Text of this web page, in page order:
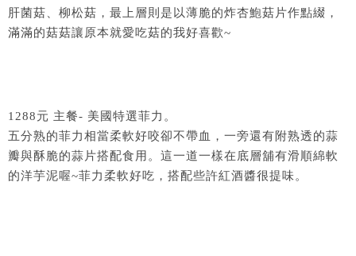
肝菌菇、柳松菇，最上層則是以薄脆的炸杏鮑菇片作點綴，
滿滿的菇菇讓原本就愛吃菇的我好喜歡~
1288元 主餐- 美國特選菲力。
五分熟的菲力相當柔軟好咬卻不帶血，一旁還有附熟透的蒜
瓣與酥脆的蒜片搭配食用。這一道一樣在底層舖有滑順綿軟
的洋芋泥喔~菲力柔軟好吃，搭配些許紅酒醬很提味。